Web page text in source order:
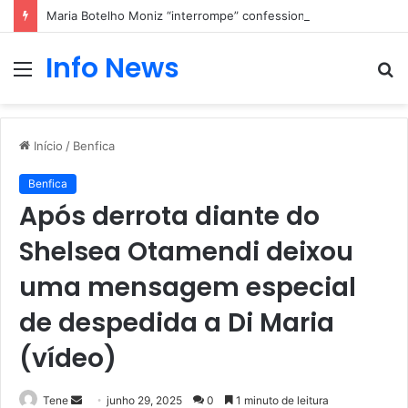
Maria Botelho Moniz “interrompe” confessionário
Menu
Info News
Início / Benfica
Benfica
Após derrota diante do
Shelsea Otamendi deixou
uma mensagem especial
de despedida a Di Maria
(vídeo)
Tene
Mandejunho 29, 2025 0 1 minuto de leitura